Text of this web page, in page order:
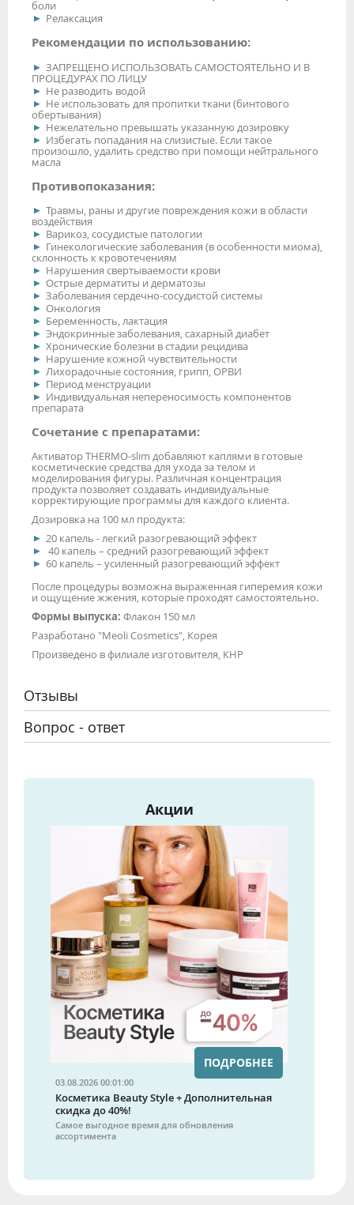
боли
Релаксация
Рекомендации по использованию:
ЗАПРЕЩЕНО ИСПОЛЬЗОВАТЬ САМОСТОЯТЕЛЬНО И В
ПРОЦЕДУРАХ ПО ЛИЦУ
Не разводить водой
Не использовать для пропитки ткани (бинтового
обертывания)
Нежелательно превышать указанную дозировку
Избегать попадания на слизистые. Если такое
произошло, удалить средство при помощи нейтрального
масла
Противопоказания:
Травмы, раны и другие повреждения кожи в области
воздействия
Варикоз, сосудистые патологии
Гинекологические заболевания (в особенности миома),
склонность к кровотечениям
Нарушения свертываемости крови
Острые дерматиты и дерматозы
Заболевания сердечно-сосудистой системы
Онкология
Беременность, лактация
Эндокринные заболевания, сахарный диабет
Хронические болезни в стадии рецидива
Нарушение кожной чувствительности
Лихорадочные состояния, грипп, ОРВИ
Период менструации
Индивидуальная непереносимость компонентов
препарата
Сочетание с препаратами:
Активатор THERMO-slim добавляют каплями в готовые
косметические средства для ухода за телом и
моделирования фигуры. Различная концентрация
продукта позволяет создавать индивидуальные
корректирующие программы для каждого клиента.
Дозировка на 100 мл продукта:
20 капель - легкий разогревающий эффект
40 капель – средний разогревающий эффект
60 капель – усиленный разогревающий эффект
После процедуры возможна выраженная гиперемия кожи
и ощущение жжения, которые проходят самостоятельно.
Формы выпуска: Флакон 150 мл
Разработано "Meoli Cosmetics", Корея
Произведено в филиале изготовителя, КНР
Отзывы
Вопрос - ответ
Акции
03.08.2026 00:01:00
Косметика Beauty Style + Дополнительная
скидка до 40%!
Самое выгодное время для обновления
ассортимента
ПОДРОБНЕЕ